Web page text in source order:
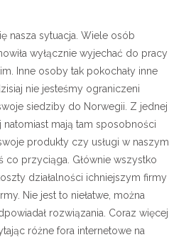
nasza sytuacja. Wiele osób
wyłącznie wyjechać do pracy
Inne osoby tak pokochały inne
nie jesteśmy ograniczeni
siedziby do Norwegii. Z jednej
mają tam sposobności
produkty czy usługi w naszym
co przyciąga. Głównie wszystko
działalności ichniejszym firmy
Nie jest to niełatwe, można
rozwiązania. Coraz więcej
różne fora internetowe na